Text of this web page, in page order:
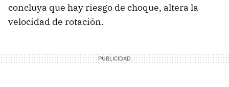
concluya que hay riesgo de choque, altera la
velocidad de rotación.